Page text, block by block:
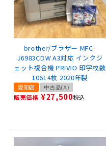
brother/ブラザー MFC-
J6983CDW A3対応 インクジ
ェット複合機 PRIVIO 印字枚数
10614枚 2020年製
愛知店 中古品(A)
販売価格 ¥27,500税込